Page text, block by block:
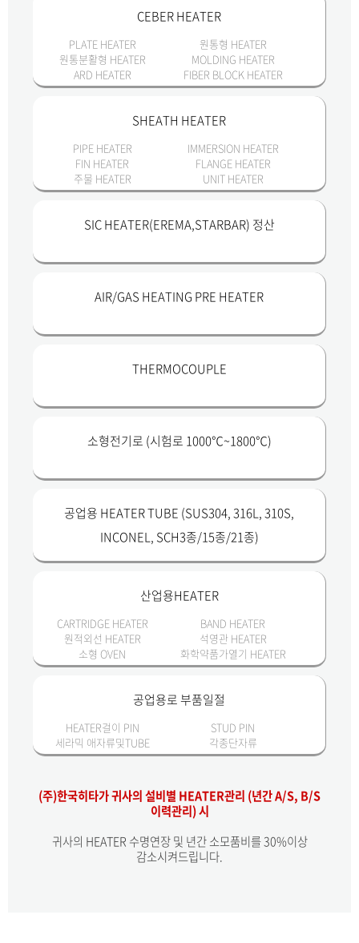
CEBER HEATER
PLATE HEATER
원통형 HEATER
원통분활형 HEATER
MOLDING HEATER
ARD HEATER
FIBER BLOCK HEATER
SHEATH HEATER
PIPE HEATER
IMMERSION HEATER
FIN HEATER
FLANGE HEATER
주물 HEATER
UNIT HEATER
SIC HEATER(EREMA,STARBAR) 정산
AIR/GAS HEATING PRE HEATER
THERMOCOUPLE
소형전기로 (시험로 1000℃~1800℃)
공업용 HEATER TUBE (SUS304, 316L, 310S,
INCONEL, SCH3종/15종/21종)
산업용HEATER
CARTRIDGE HEATER
BAND HEATER
원적외선 HEATER
석영관 HEATER
소형 OVEN
화학약품가열기 HEATER
공업용로 부품일절
HEATER걸이 PIN
STUD PIN
세라믹 애자류및TUBE
각종단자류
(주)한국히타가 귀사의 설비별 HEATER관리 (년간 A/S, B/S
이력관리) 시
귀사의 HEATER 수명연장 및 년간 소모품비를 30%이상
감소시켜드립니다.